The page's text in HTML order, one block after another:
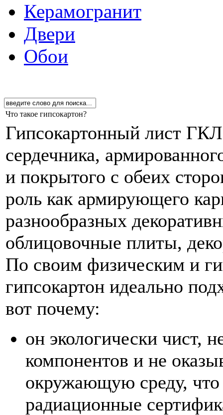
Керамогранит
Двери
Обои
Что такое гипсокартон?
Гипсокартонный лист ГКЛ
сердечника,
и покрытого с обеих
роль как армирующего
разнообразных
облицовочные плиты,
По своим физическим и
гипсокартон идеально
вот почему:
он экологически чист,
компонентов и не
окружающую среду, что
радиационные